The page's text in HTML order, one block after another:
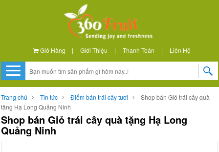
Giỏ Hàng | Giới Thiệu | Thanh Toán | Liên Hệ
Trang chủ Tin tức Điểm bán trái cây tươi
Shop bán Giỏ trái cây quà
tặng Hạ Long Quảng Ninh
Shop bán Giỏ trái cây quà tặng Hạ Long
Quảng Ninh